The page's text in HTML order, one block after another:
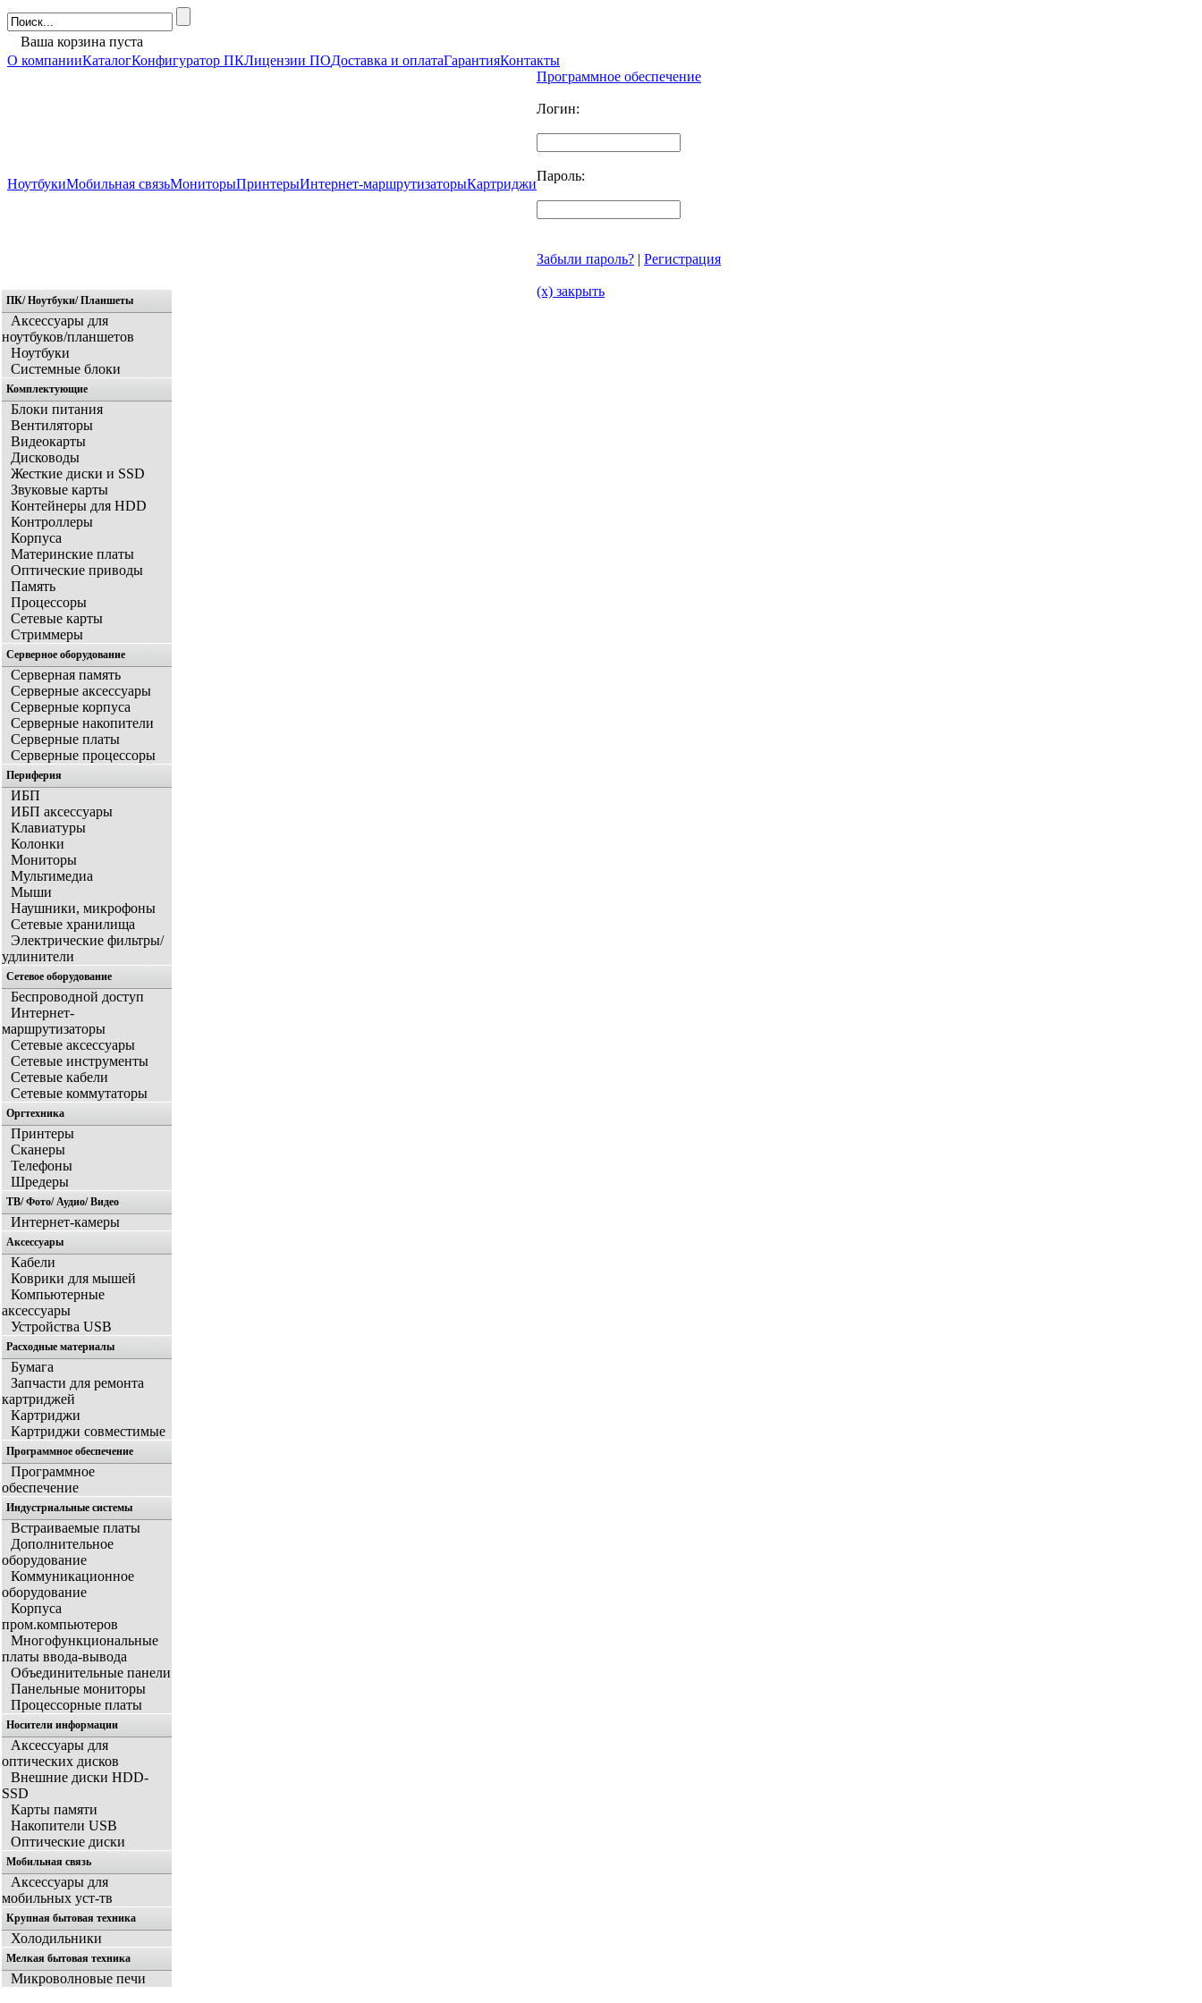
Ваша корзина пуста
О компанииКаталогКонфигуратор ПКЛицензии ПОДоставка и оплатаГарантияКонтакты
НоутбукиМобильная связьМониторыПринтерыИнтернет-маршрутизаторыКартриджи
Программное обеспечение
Логин:
Пароль:
Забыли пароль? | Регистрация
(x) закрыть
Главная
ПК/ Ноутбуки/ Планшеты
Аксессуары для
ноутбуков/планшетов
Ноутбуки
Системные блоки
Комплектующие
Блоки питания
Вентиляторы
Видеокарты
Дисководы
Жесткие диски и SSD
Звуковые карты
Контейнеры для HDD
Контроллеры
Корпуса
Материнские платы
Оптические приводы
Память
Процессоры
Сетевые карты
Стриммеры
Серверное оборудование
Серверная память
Серверные аксессуары
Серверные корпуса
Серверные накопители
Серверные платы
Серверные процессоры
Периферия
ИБП
ИБП аксессуары
Клавиатуры
Колонки
Мониторы
Мультимедиа
Мыши
Наушники, микрофоны
Сетевые хранилища
Электрические фильтры/
удлинители
Сетевое оборудование
Беспроводной доступ
Интернет-
маршрутизаторы
Сетевые аксессуары
Сетевые инструменты
Сетевые кабели
Сетевые коммутаторы
Оргтехника
Принтеры
Сканеры
Телефоны
Шредеры
ТВ/ Фото/ Аудио/ Видео
Интернет-камеры
Аксессуары
Кабели
Коврики для мышей
Компьютерные
аксессуары
Устройства USB
Расходные материалы
Бумага
Запчасти для ремонта
картриджей
Картриджи
Картриджи совместимые
Программное обеспечение
Программное
обеспечение
Индустриальные системы
Встраиваемые платы
Дополнительное
оборудование
Коммуникационное
оборудование
Корпуса
пром.компьютеров
Многофункциональные
платы ввода-вывода
Объединительные панели
Панельные мониторы
Процессорные платы
Носители информации
Аксессуары для
оптических дисков
Внешние диски HDD-
SSD
Карты памяти
Накопители USB
Оптические диски
Мобильная связь
Аксессуары для
мобильных уст-тв
Крупная бытовая техника
Холодильники
Мелкая бытовая техника
Микроволновые печи